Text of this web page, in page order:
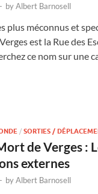
- byAlbert Barnosell
plus méconnus et
est la Rue des
ce nom sur une
/ SORTIES /
de Verges :
externes
- byAlbert Barnosell